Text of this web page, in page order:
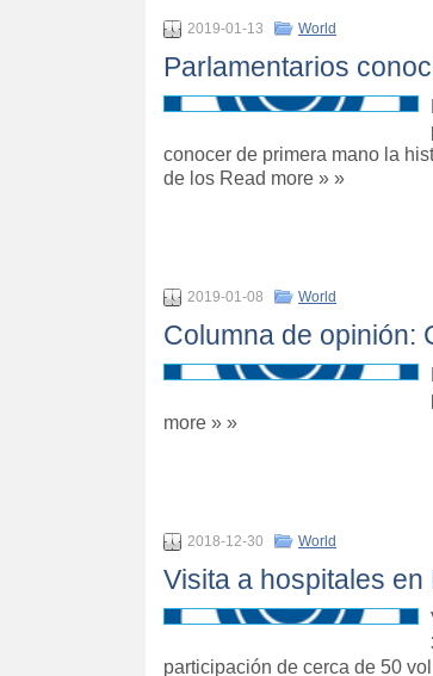
2019-01-13 World
Parlamentarios
conocer de primera mano la
de los Read more » »
2019-01-08 World
Columna de opinión:
more » »
2018-12-30 World
Visita a hospitales
participación de cerca de 50